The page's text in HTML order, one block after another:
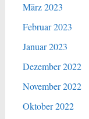
März 2023
Februar 2023
Januar 2023
Dezember 2022
November 2022
Oktober 2022